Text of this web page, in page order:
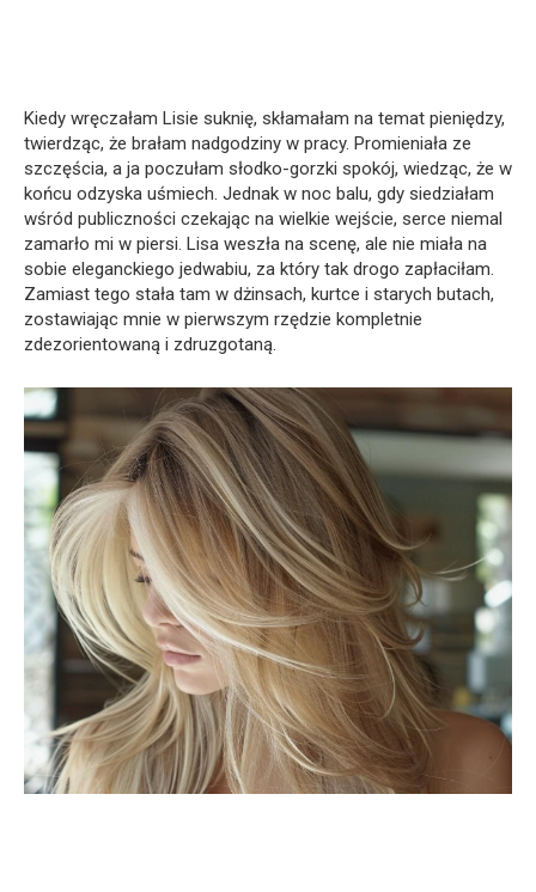
Kiedy wręczałam Lisie suknię, skłamałam na temat pieniędzy,
twierdząc, że brałam nadgodziny w pracy. Promieniała ze
szczęścia, a ja poczułam słodko-gorzki spokój, wiedząc, że w
końcu odzyska uśmiech. Jednak w noc balu, gdy siedziałam
wśród publiczności czekając na wielkie wejście, serce niemal
zamarło mi w piersi. Lisa weszła na scenę, ale nie miała na
sobie eleganckiego jedwabiu, za który tak drogo zapłaciłam.
Zamiast tego stała tam w dżinsach, kurtce i starych butach,
zostawiając mnie w pierwszym rzędzie kompletnie
zdezorientowaną i zdruzgotaną.